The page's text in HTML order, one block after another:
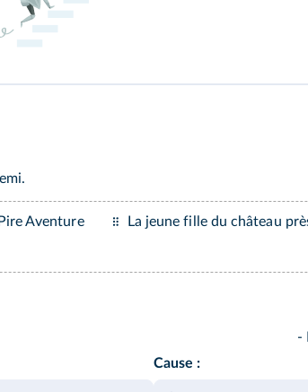
Aventure La jeune fille du château
-
Cause :